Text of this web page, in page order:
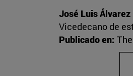
José Luis Álvarez
Vicedecano de
Publicado en: